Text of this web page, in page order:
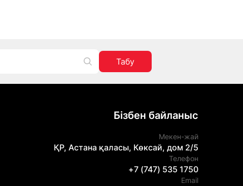
Табу
Бізбен байланыс
Мекен-жай
ҚР, Астана қаласы, Көксай, дом 2/5
Телефон
+7 (747) 535 1750
Email